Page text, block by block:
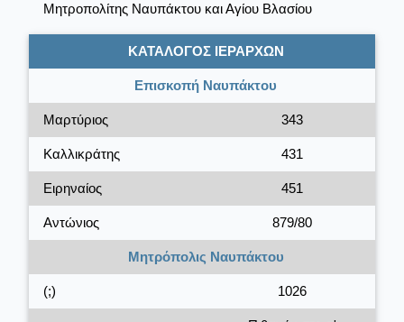
Μητροπολίτης Ναυπάκτου και Αγίου Βλασίου
ΚΑΤΑΛΟΓΟΣ ΙΕΡΑΡΧΩΝ
Επισκοπή Ναυπάκτου
Μαρτύριος 343
Καλλικράτης 431
Ειρηναίος 451
Αντώνιος 879/80
Μητρόπολις Ναυπάκτου
(;) 1026